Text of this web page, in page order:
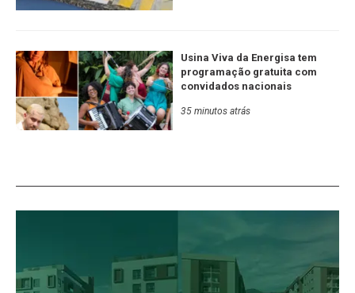
Usina Viva da Energisa tem
programação gratuita com
convidados nacionais
35 minutos atrás